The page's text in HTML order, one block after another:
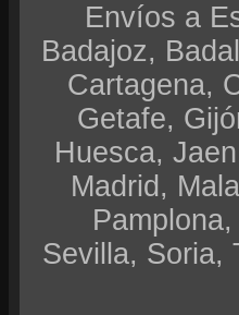
Envíos a
Badajoz,
Cartagena,
Getafe,
Huesca,
Madrid,
Sevilla, Soria,